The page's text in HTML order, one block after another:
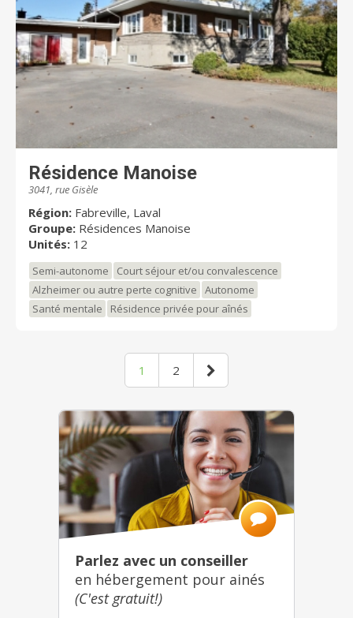
Résidence Manoise
3041, rue Gisèle
Région: Fabreville, Laval
Groupe: Résidences Manoise
Unités: 12
Semi-autonome
Court séjour et/ou convalescence
Alzheimer ou autre perte cognitive
Autonome
Santé mentale
Résidence privée pour aînés
1 2
Parlez avec un conseiller
en hébergement pour ainés
(C'est gratuit!)